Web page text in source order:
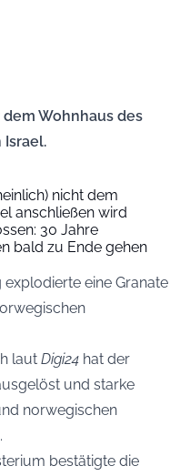
Wohnhaus des
Israel.
nicht dem
anschließen wird
30 Jahre
bald zu Ende gehen
eine Granate
laut Digi24 hat der
und starke
norwegischen
bestätigte die